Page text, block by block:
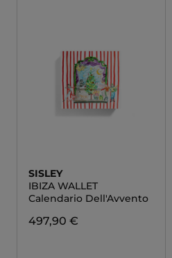
SISLEY
IBIZA WALLET
Calendario Dell'Avvento
497,90 €